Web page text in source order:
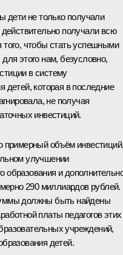
дети не только получали
получали всю
чтобы стать успешными
этого нам, безусловно,
в систему
детей, которая в последние
не получая
инвестиций.
примерный объём
улучшении
образования и
290 миллиардов рублей.
должны быть найдены
платы педагогов этих
учреждений,
детей.